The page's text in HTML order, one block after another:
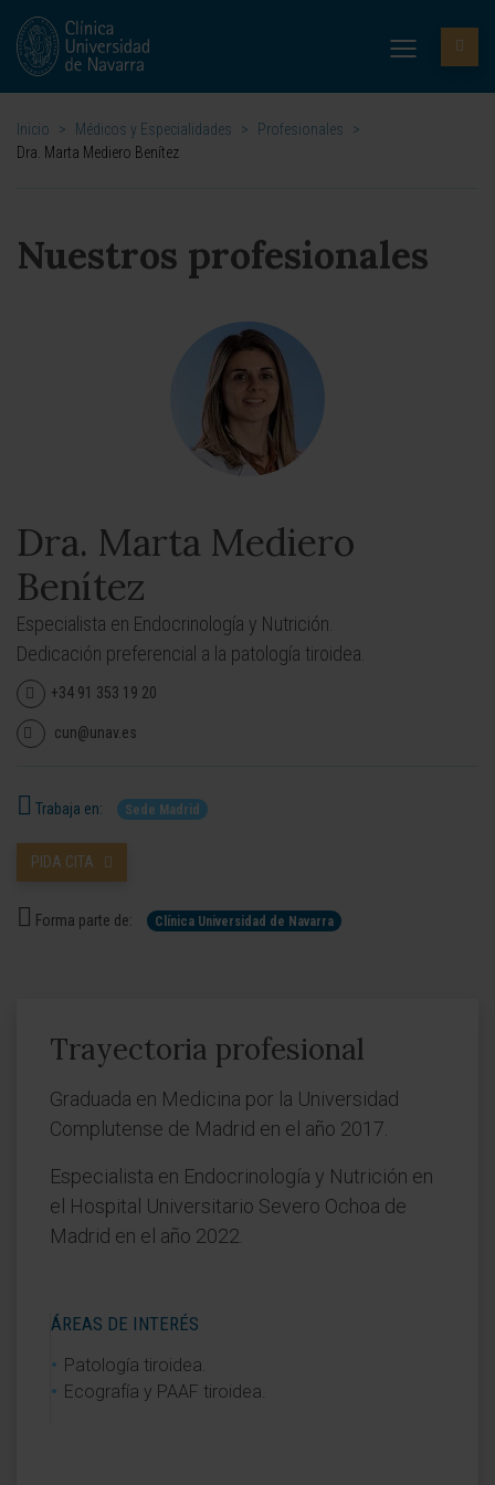
Inicio > Médicos y Especialidades > Profesionales
>
Dra. Marta Mediero Benítez
Nuestros profesionales
Dra. Marta Mediero
Benítez
Especialista en Endocrinología y Nutrición.
Dedicación preferencial a la patología tiroidea.
+34 91 353 19 20
cun@unav.es
Trabaja en: Sede Madrid
PIDA CITA
Forma parte de: Clínica Universidad de Navarra
Trayectoria profesional
Graduada en Medicina por la Universidad
Complutense de Madrid en el año 2017.
Especialista en Endocrinología y Nutrición en
el Hospital Universitario Severo Ochoa de
Madrid en el año 2022.
ÁREAS DE INTERÉS
Patología tiroidea.
Ecografía y PAAF tiroidea.